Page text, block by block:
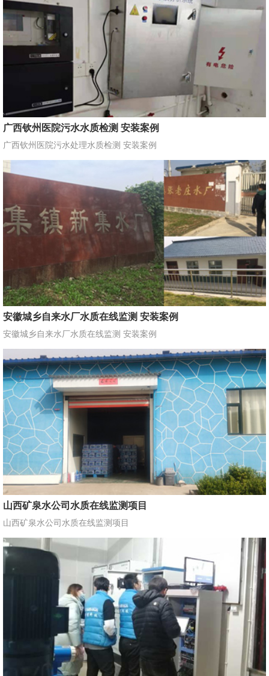
广西钦州医院污水水质检测 安装案例
广西钦州医院污水处理水质检测 安装案例
安徽城乡自来水厂水质在线监测 安装案例
安徽城乡自来水厂水质在线监测 安装案例
山西矿泉水公司水质在线监测项目
山西矿泉水公司水质在线监测项目